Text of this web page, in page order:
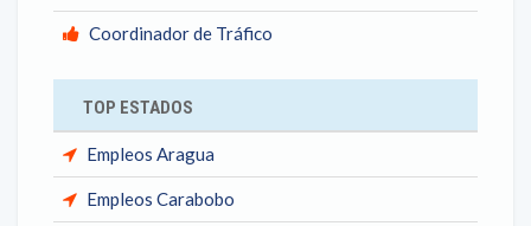
Coordinador de Tráfico
TOP ESTADOS
Empleos Aragua
Empleos Carabobo